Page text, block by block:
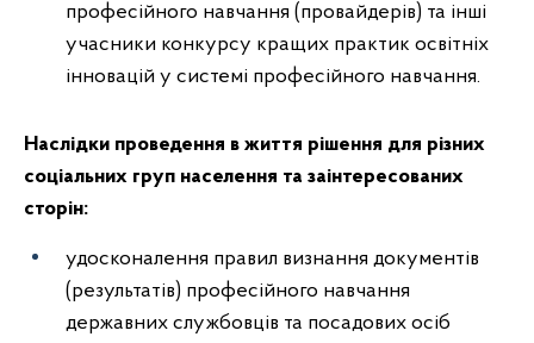
професійного навчання (провайдерів) та інші
учасники конкурсу кращих практик освітніх
інновацій у системі професійного навчання.
Наслідки проведення в життя рішення для різних
соціальних груп населення та заінтересованих
сторін:
удосконалення правил визнання документів
(результатів) професійного навчання
державних службовців та посадових осіб